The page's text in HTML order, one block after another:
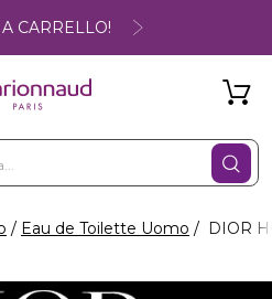
CARRELLO!
Eau de Toilette Uomo DIOR